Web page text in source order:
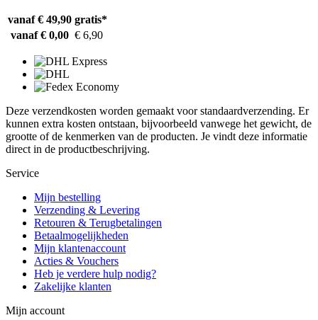
vanaf € 49,90 gratis*
vanaf € 0,00 € 6,90
Deze verzendkosten worden gemaakt voor standaardverzending. Er
kunnen extra kosten ontstaan, bijvoorbeeld vanwege het gewicht, de
grootte of de kenmerken van de producten. Je vindt deze informatie
direct in de productbeschrijving.
Service
Mijn bestelling
Verzending & Levering
Retouren & Terugbetalingen
Betaalmogelijkheden
Mijn klantenaccount
Acties & Vouchers
Heb je verdere hulp nodig?
Zakelijke klanten
Mijn account